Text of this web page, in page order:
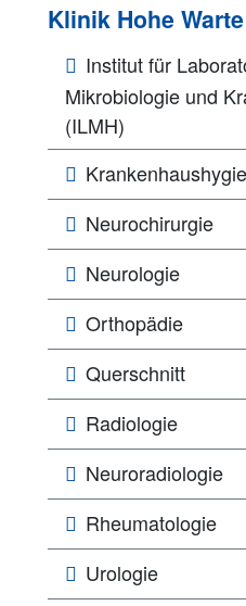
Klinik Hohe Warte
Institut für
Mikrobiologie und
(ILMH)
Neurochirurgie
Neurologie
Orthopädie
Querschnitt
Radiologie
Neuroradiologie
Rheumatologie
Urologie